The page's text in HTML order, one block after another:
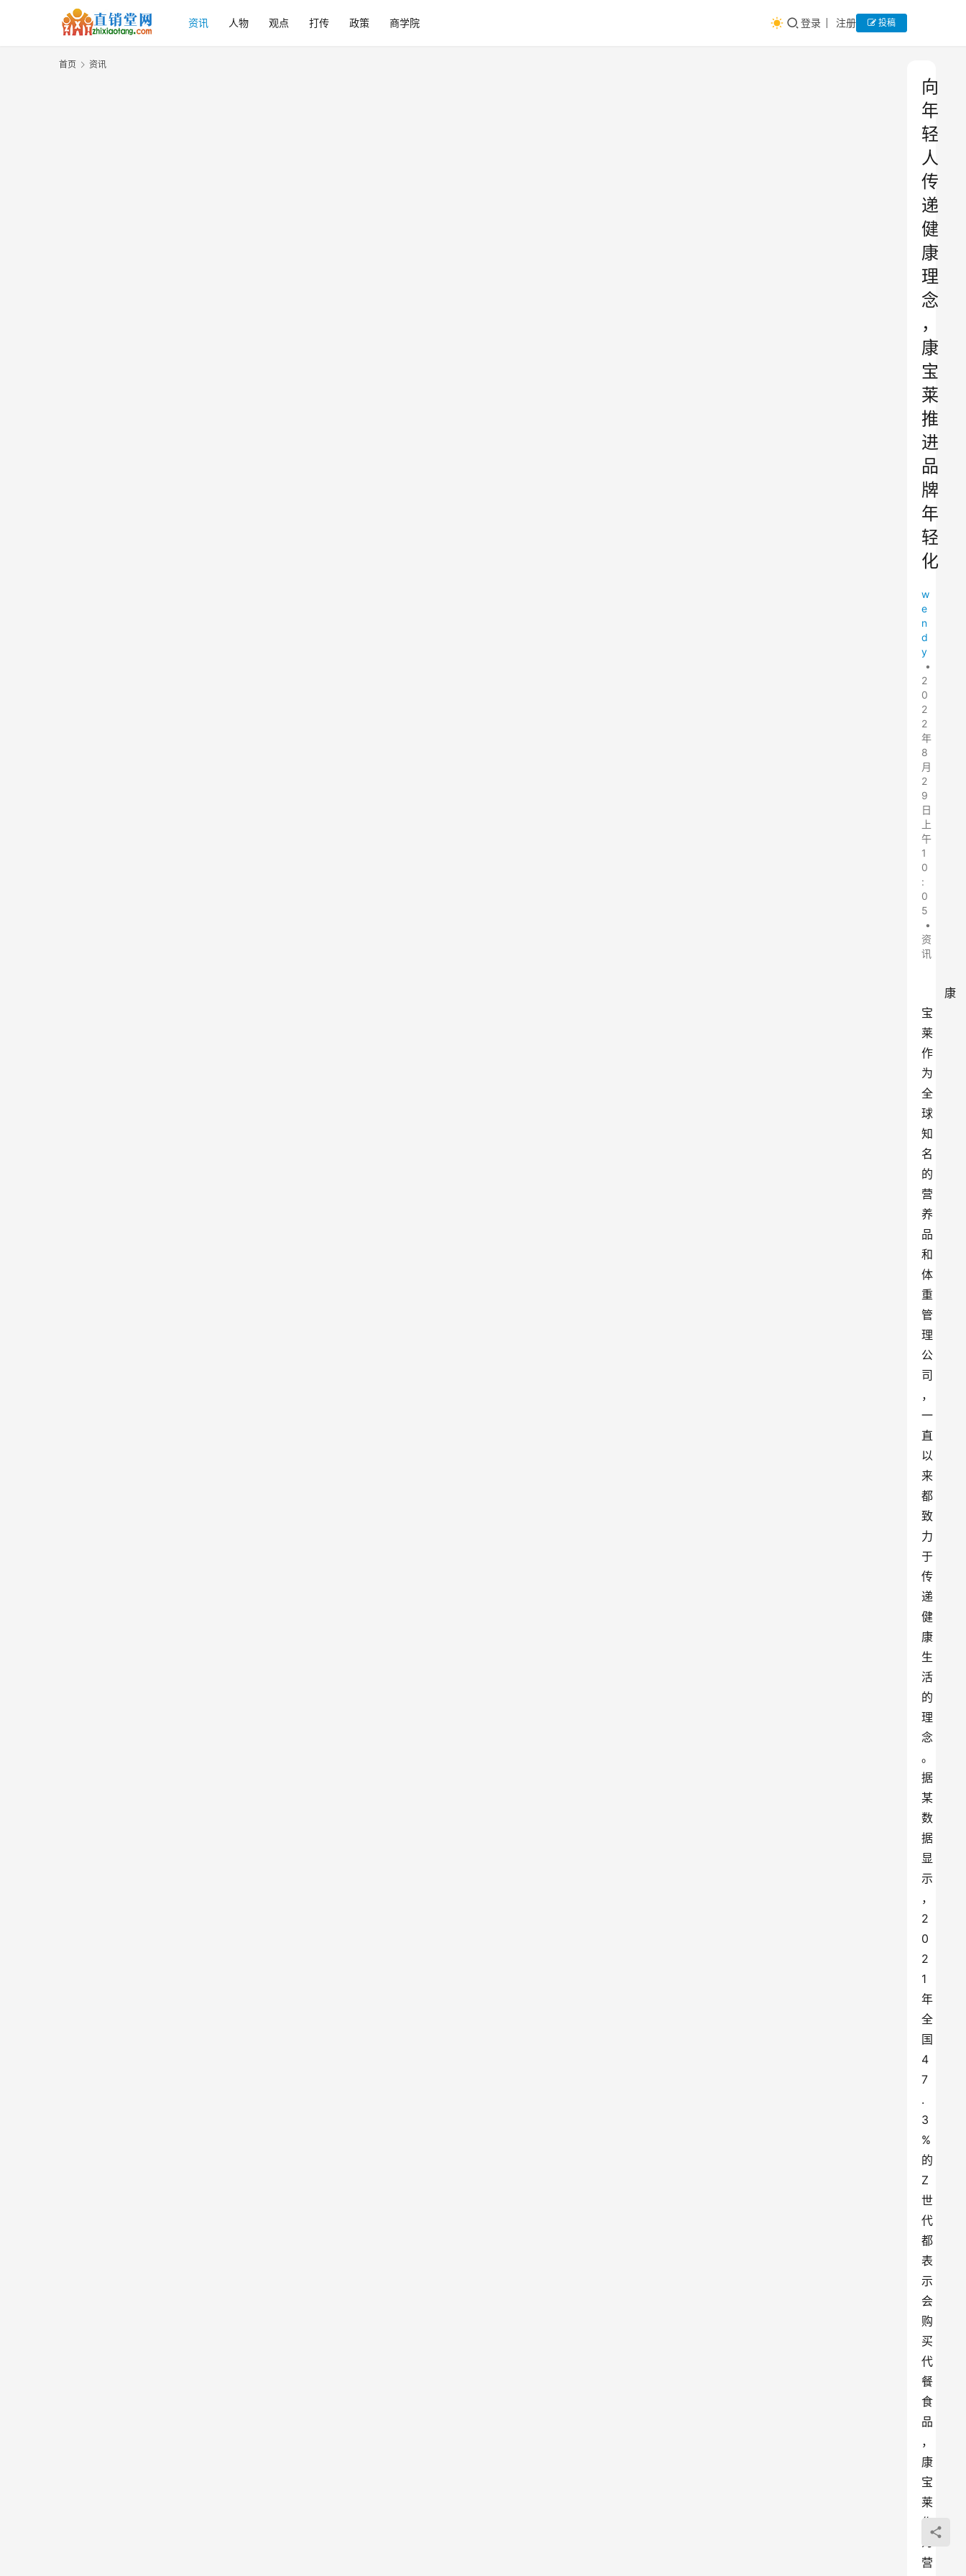
资讯 人物 观点 打传 政策 商学院 登录 注册 投稿
首页 资讯
向
年
轻
人
传
递
健
康
理
念
，
康
宝
莱
推
进
品
牌
年
轻
化
w
e
n
d
y
•
2
0
2
2
年
8
月
2
9
日
上
午
1
0
:
0
5
•
资
讯
康
宝
莱
作
为
全
球
知
名
的
营
养
品
和
体
重
管
理
公
司
，
一
直
以
来
都
致
力
于
传
递
健
康
生
活
的
理
念
。
据
某
数
据
显
示
，
2
0
2
1
年
全
国
4
7
.
3
%
的
Z
世
代
都
表
示
会
购
买
代
餐
食
品
，
康
宝
莱
作
为
营